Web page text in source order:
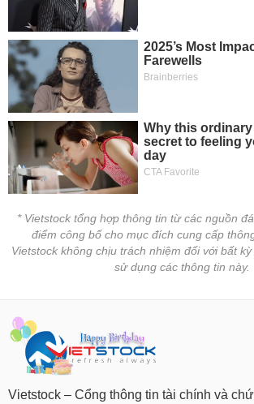
* Vietstock tổng hợp thông tin từ các nguồn
điểm công bố cho mục đích cung cấp
Vietstock không chịu trách nhiệm đối với bất
sử dụng các thông tin này.
Vietstock – Cổng thông tin tài chính và